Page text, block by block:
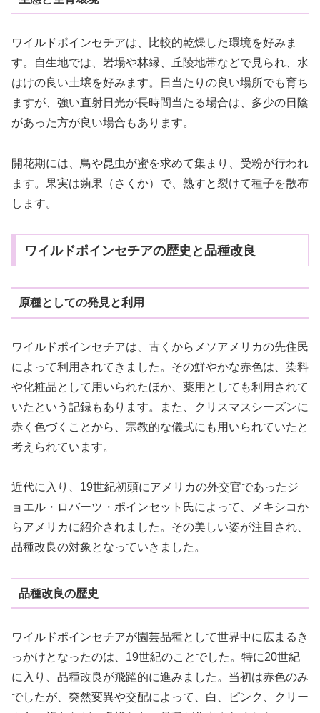
ワイルドポインセチアは、比較的乾燥した環境を好みま
す。自生地では、岩場や林縁、丘陵地帯などで見られ、水
はけの良い土壌を好みます。日当たりの良い場所でも育ち
ますが、強い直射日光が長時間当たる場合は、多少の日陰
があった方が良い場合もあります。
開花期には、鳥や昆虫が蜜を求めて集まり、受粉が行われ
ます。果実は蒴果（さくか）で、熟すと裂けて種子を散布
します。
ワイルドポインセチアの歴史と品種改良
原種としての発見と利用
ワイルドポインセチアは、古くからメソアメリカの先住民
によって利用されてきました。その鮮やかな赤色は、染料
や化粧品として用いられたほか、薬用としても利用されて
いたという記録もあります。また、クリスマスシーズンに
赤く色づくことから、宗教的な儀式にも用いられていたと
考えられています。
近代に入り、19世紀初頭にアメリカの外交官であったジ
ョエル・ロバーツ・ポインセット氏によって、メキシコか
らアメリカに紹介されました。その美しい姿が注目され、
品種改良の対象となっていきました。
品種改良の歴史
ワイルドポインセチアが園芸品種として世界中に広まるき
っかけとなったのは、19世紀のことでした。特に20世紀
に入り、品種改良が飛躍的に進みました。当初は赤色のみ
でしたが、突然変異や交配によって、白、ピンク、クリー